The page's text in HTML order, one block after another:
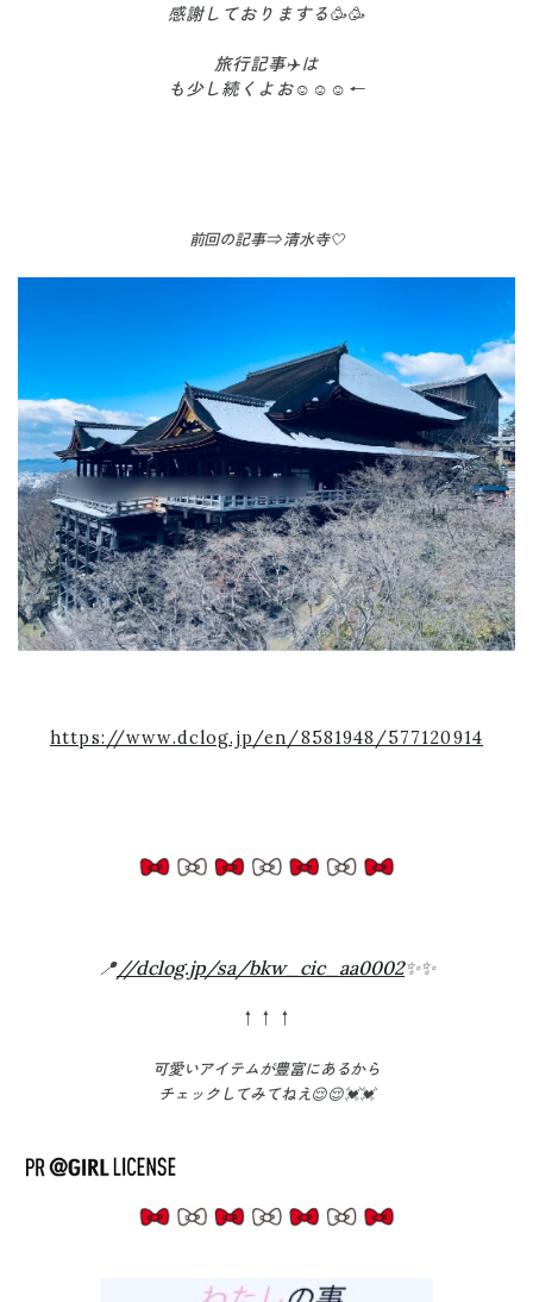
感謝しておりまする🥳🥳
旅行記事✈️は
も少し続くよお☺️☺️☺️←
前回の記事⇒ 清水寺🤍
https://www.dclog.jp/en/8581948/577120914
📍//dclog.jp/sa/bkw_cic_aa0002✨✨
↑↑↑
可愛いアイテムが豊富にあるから
チェックしてみてねえ😌😌💓💓